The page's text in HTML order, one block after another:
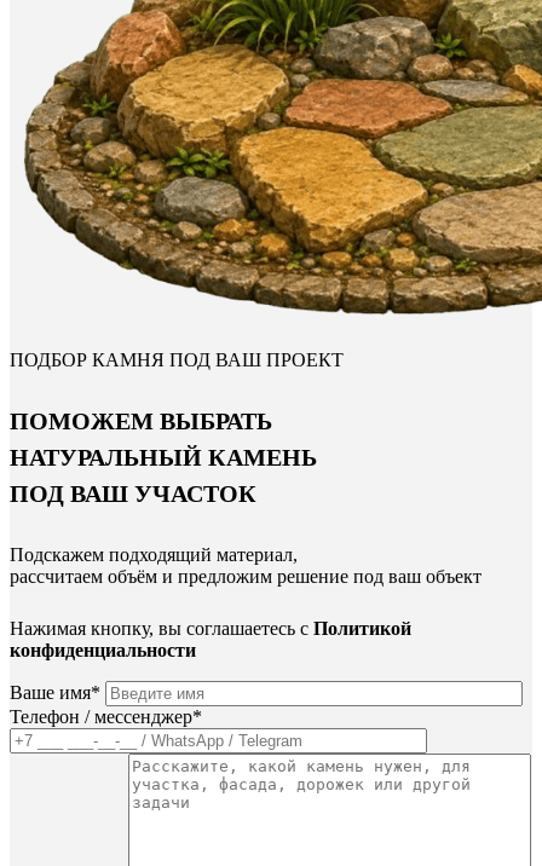
ПОДБОР КАМНЯ ПОД ВАШ ПРОЕКТ
ПОМОЖЕМ ВЫБРАТЬ
НАТУРАЛЬНЫЙ КАМЕНЬ
ПОД ВАШ УЧАСТОК
Подскажем подходящий материал,
рассчитаем объём и предложим решение под ваш объект
Нажимая кнопку, вы соглашаетесь с Политикой
конфиденциальности
Ваше имя*
Телефон / мессенджер*